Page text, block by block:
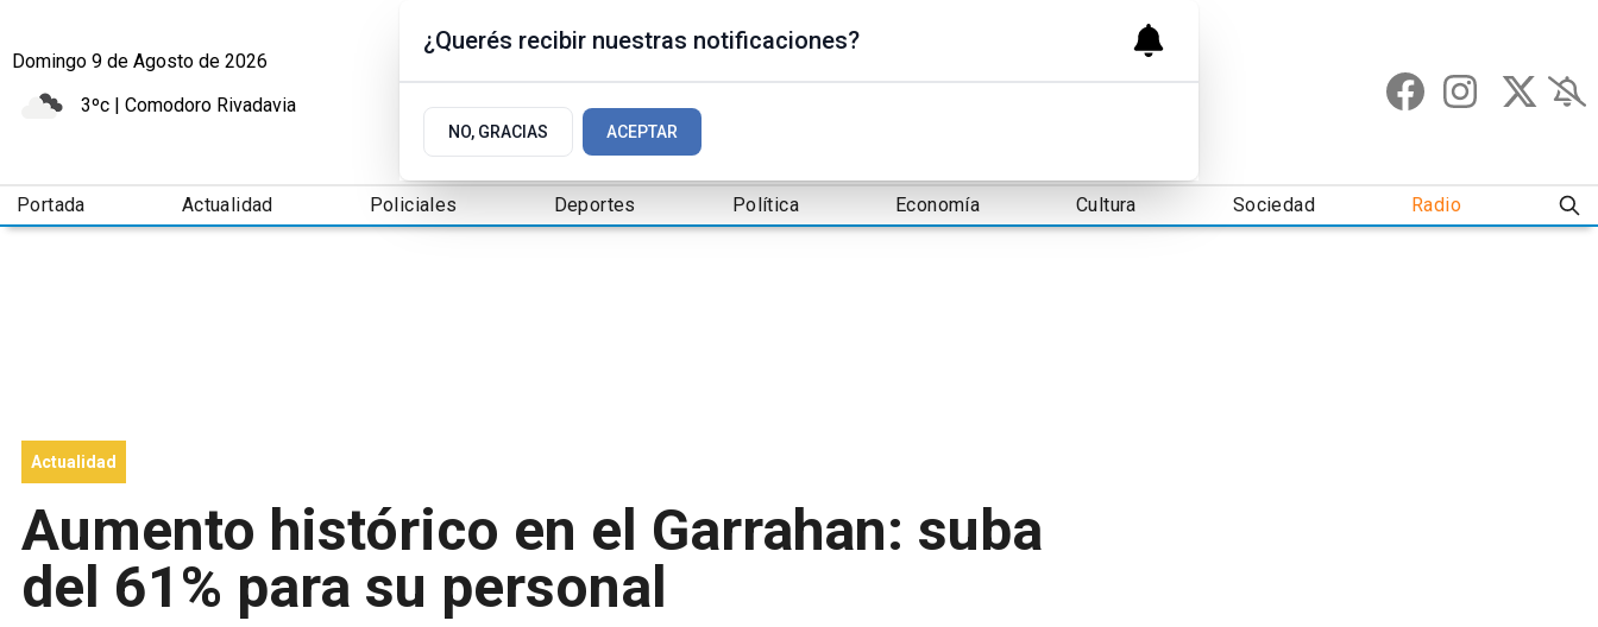
Domingo 9 de Agosto de 2026
3ºc | Comodoro Rivadavia
Portada Actualidad Policiales Deportes Política Economía Cultura Sociedad Radio
Actualidad
Aumento histórico en el Garrahan: suba
del 61% para su personal
¿Querés recibir nuestras notificaciones?
NO, GRACIAS ACEPTAR